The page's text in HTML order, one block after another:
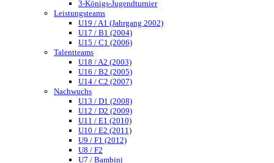
3-Königs-Jugendturnier
Leistungsteams
U19 / A1 (Jahrgang 2002)
U17 / B1 (2004)
U15 / C1 (2006)
Talentteams
U18 / A2 (2003)
U16 / B2 (2005)
U14 / C2 (2007)
Nachwuchs
U13 / D1 (2008)
U12 / D2 (2009)
U11 / E1 (2010)
U10 / E2 (2011)
U9 / F1 (2012)
U8 / F2
U7 / Bambini